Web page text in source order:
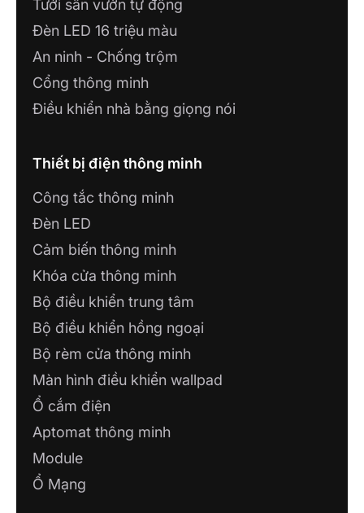
CT TNHH CÔNG NGHỆ PHÚ VINH IoT
71, Nguyễn Trãi,P7, TP Mỹ Tho,Tiền Giang
CÔNG TY GIẢI PHÁP CÔNG NGHỆ
Rạch Giá, Tỉnh An Giang
CÔNG TY TNHH TƯ VẤN THƯƠNG
MẠI NHÀ THÔNG MINH
A63, P. Phú Thủy, TP. Phan Thiết, tỉnh Bình
Thuận
SHOWROOM IOT MINH HOÀNG
Số 63 Hùng Vương 3, P. Hoàng Văn Thụ,
Thành Phố Bắc Giang
CÔNG TY TNHH ĐIỆN NƯỚC ĐỒNG
PHÁT
Long An
CÔNG TY TNHH GIẢI PHÁP CÔNG
Tưới sân vườn tự động
Đèn LED 16 triệu màu
An ninh - Chống trộm
Cổng thông minh
Điều khiển nhà bằng giọng nói
Thiết bị điện thông minh
Công tắc thông minh
Đèn LED
Cảm biến thông minh
Khóa cửa thông minh
Bộ điều khiển trung tâm
Bộ điều khiển hồng ngoại
Bộ rèm cửa thông minh
Màn hình điều khiển wallpad
Ổ cắm điện
Aptomat thông minh
Module
Ổ Mạng